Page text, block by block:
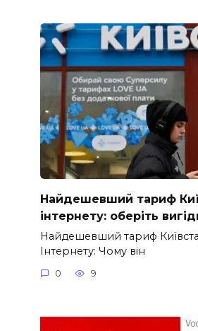
Найдешевший тариф
інтернету: оберіть
Найдешевший тариф
Інтернету: Чому він
0 9